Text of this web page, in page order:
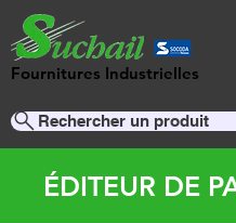
Fournitures Industrielles
Rechercher un produit
ÉDITEUR DE